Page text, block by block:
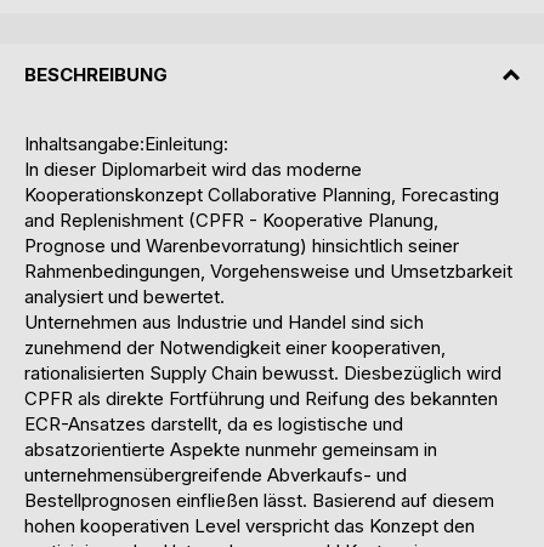
BESCHREIBUNG
Inhaltsangabe:Einleitung:
In dieser Diplomarbeit wird das moderne
Kooperationskonzept Collaborative Planning, Forecasting
and Replenishment (CPFR - Kooperative Planung,
Prognose und Warenbevorratung) hinsichtlich seiner
Rahmenbedingungen, Vorgehensweise und Umsetzbarkeit
analysiert und bewertet.
Unternehmen aus Industrie und Handel sind sich
zunehmend der Notwendigkeit einer kooperativen,
rationalisierten Supply Chain bewusst. Diesbezüglich wird
CPFR als direkte Fortführung und Reifung des bekannten
ECR-Ansatzes darstellt, da es logistische und
absatzorientierte Aspekte nunmehr gemeinsam in
unternehmensübergreifende Abverkaufs- und
Bestellprognosen einfließen lässt. Basierend auf diesem
hohen kooperativen Level verspricht das Konzept den